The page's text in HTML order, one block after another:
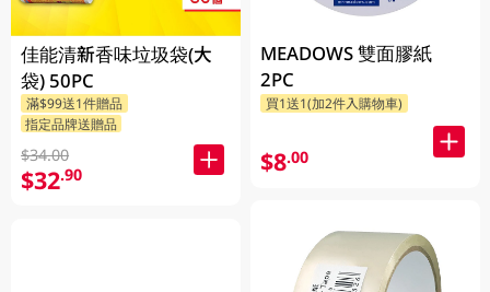
佳能清新香味垃圾袋(大
袋) 50PC
滿$99送1件贈品
指定品牌送贈品
$34.00
$32.90
MEADOWS 雙面膠紙
2PC
買1送1(加2件入購物車)
$8.00